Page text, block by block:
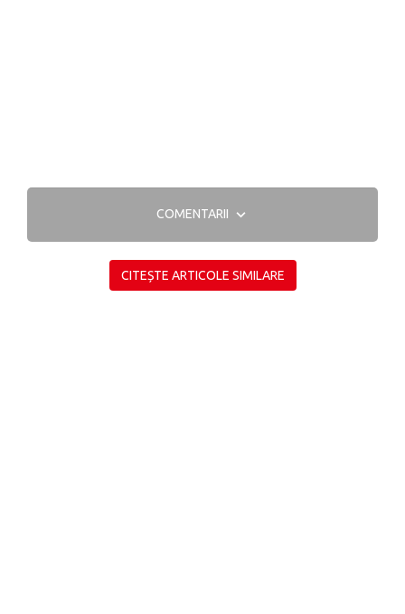
COMENTARII
CITEȘTE ARTICOLE SIMILARE